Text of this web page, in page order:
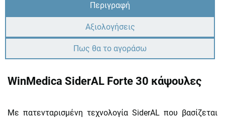
Περιγραφή
Αξιολογήσεις
Πως θα το αγοράσω
WinMedica SiderAL Forte 30 κάψουλες
Με πατενταρισμένη τεχνολογία SiderAL που βασίζεται